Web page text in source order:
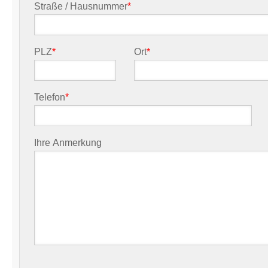
Straße / Hausnummer*
PLZ* Ort*
Telefon*
Ihre Anmerkung